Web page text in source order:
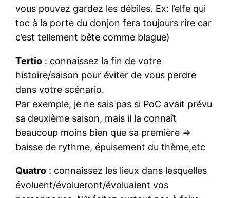
vous pouvez gardez les débiles. Ex: l’elfe qui
toc à la porte du donjon fera toujours rire car
c’est tellement bête comme blague)
Tertio : connaissez la fin de votre
histoire/saison pour éviter de vous perdre
dans votre scénario.
Par exemple, je ne sais pas si PoC avait prévu
sa deuxième saison, mais il la connaît
beaucoup moins bien que sa première =>
baisse de rythme, épuisement du thème,etc
Quatro : connaissez les lieux dans lesquelles
évoluent/évolueront/évoluaient vos